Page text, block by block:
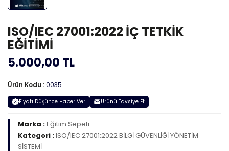
ISO/IEC 27001:2022 İÇ TETKİK
EĞİTİMİ
5.000,00 TL
Ürün Kodu :0035
Fiyatı Düşünce Haber Ver Ürünü Tavsiye Et
Marka :Eğitim Sepeti
Kategori :ISO/IEC 27001:2022 BİLGİ GÜVENLİĞİ YÖNETİM
SİSTEMİ